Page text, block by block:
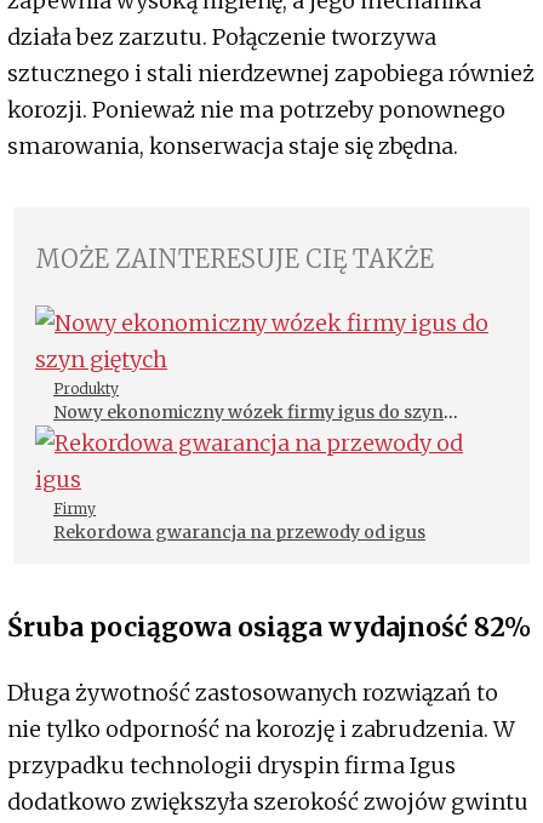
działa bez zarzutu. Połączenie tworzywa
sztucznego i stali nierdzewnej zapobiega również
korozji. Ponieważ nie ma potrzeby ponownego
smarowania, konserwacja staje się zbędna.
MOŻE ZAINTERESUJE CIĘ TAKŻE
Produkty
Nowy ekonomiczny wózek firmy igus do szyn
giętych
Firmy
Rekordowa gwarancja na przewody od igus
Śruba pociągowa osiąga wydajność 82%
Długa żywotność zastosowanych rozwiązań to
nie tylko odporność na korozję i zabrudzenia. W
przypadku technologii dryspin firma Igus
dodatkowo zwiększyła szerokość zwojów gwintu